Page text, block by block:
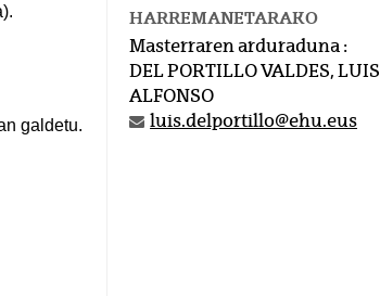
galdetu.
HARREMANETARAKO
Masterraren arduraduna :
DEL PORTILLO VALDES, LUIS
ALFONSO
luis.delportillo@ehu.eus